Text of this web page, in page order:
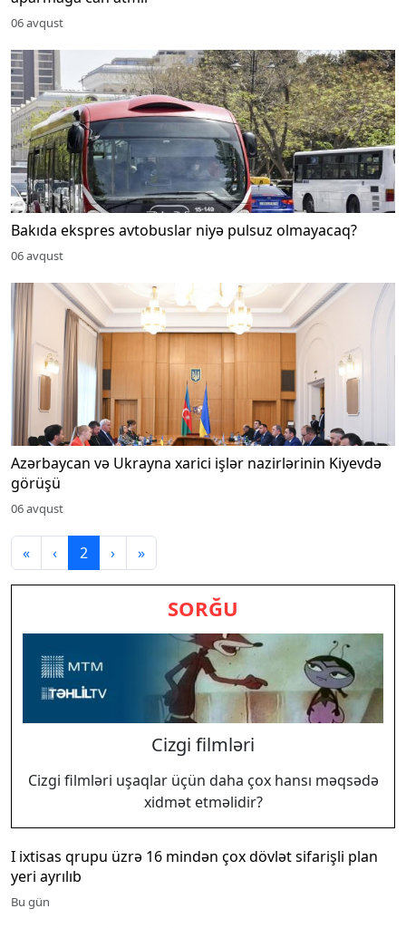
06 avqust
Bakıda ekspres avtobuslar niyə pulsuz olmayacaq?
06 avqust
Azərbaycan və Ukrayna xarici işlər nazirlərinin Kiyevdə
görüşü
06 avqust
« ‹ 2 › »
SORĞU
Cizgi filmləri
Cizgi filmləri uşaqlar üçün daha çox hansı məqsədə
xidmət etməlidir?
I ixtisas qrupu üzrə 16 mindən çox dövlət sifarişli plan
yeri ayrılıb
Bu gün